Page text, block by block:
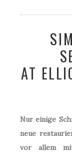
AT
Nur einige
neue
vor allem